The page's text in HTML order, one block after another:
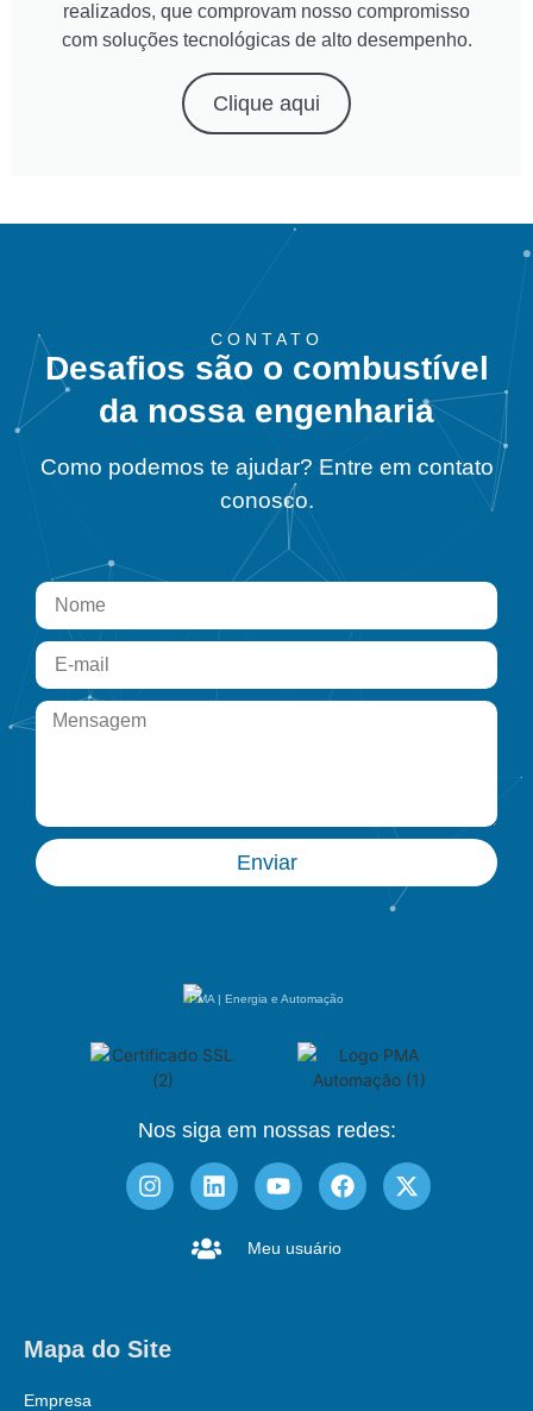
realizados, que comprovam nosso compromisso
com soluções tecnológicas de alto desempenho.
Clique aqui
CONTATO
Desafios são o combustível
da nossa engenharia
Como podemos te ajudar? Entre em contato
conosco.
Enviar
PMA | Energia e Automação
Nos siga em nossas redes:
Meu usuário
Mapa do Site
Empresa